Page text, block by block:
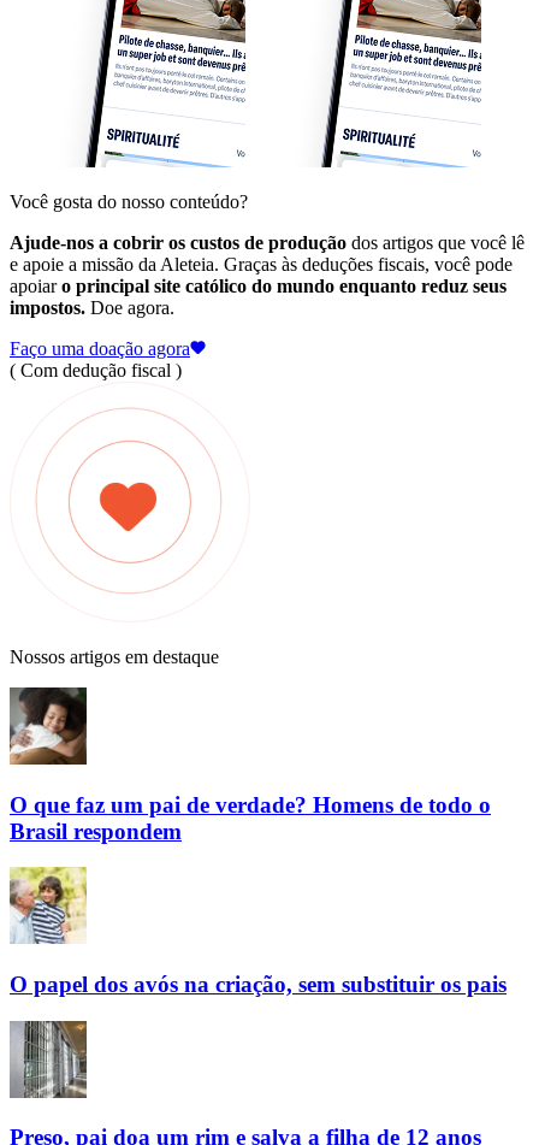
Você gosta do nosso conteúdo?
Ajude-nos a cobrir os custos de produção dos artigos que você lê
e apoie a missão da Aleteia. Graças às deduções fiscais, você pode
apoiaro principal site católico do mundo enquanto reduz seus
impostos. Doe agora.
Faço uma doação agora
( Com dedução fiscal )
Nossos artigos em destaque
O que faz um pai de verdade? Homens de todo o
Brasil respondem
O papel dos avós na criação, sem substituir os pais
Preso, pai doa um rim e salva a filha de 12 anos